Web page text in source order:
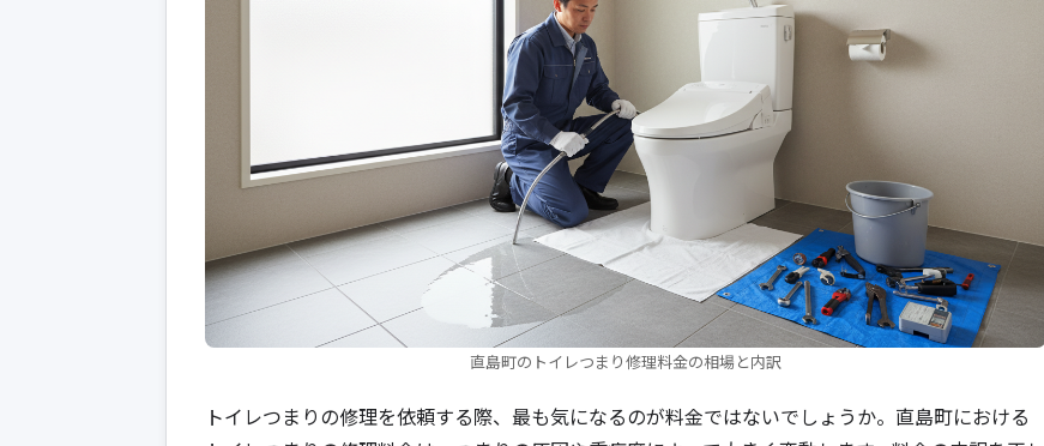
直島町のトイレつまり修理料金の相場と内訳
トイレつまりの修理を依頼する際、最も気になるのが料金ではないでしょうか。直島町における